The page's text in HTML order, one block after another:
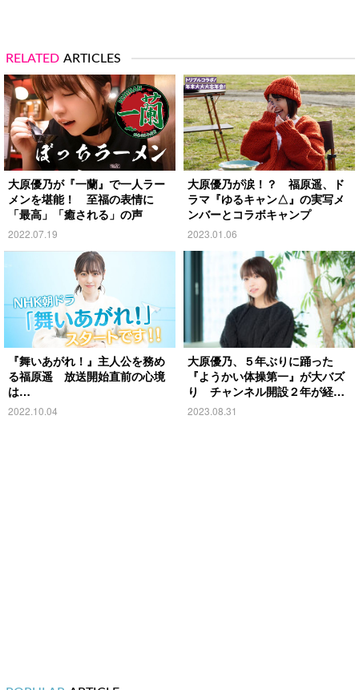
RELATED ARTICLES
大原優乃が『一蘭』で一人ラー
メンを堪能！ 至福の表情に
「最高」「癒される」の声
2022.07.19
大原優乃が涙！？ 福原遥、ド
ラマ『ゆるキャン△』の実写メ
ンバーとコラボキャンプ
2023.01.06
『舞いあがれ！』主人公を務め
る福原遥 放送開始直前の心境
は…
2022.10.04
大原優乃、５年ぶりに踊った
『ようかい体操第一』が大バズ
り チャンネル開設２年が経
ち…？
2023.08.31